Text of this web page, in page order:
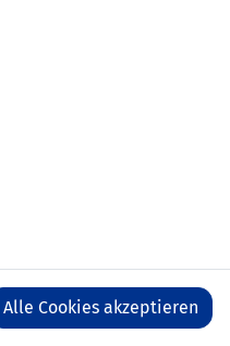
Alle Cookies akzeptieren